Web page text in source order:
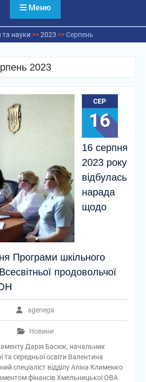
Меню
та науки >>2023 >>Серпень
2023
СЕР
16
16 серпня
2023 року
відбулась
нарада
щодо
Програми шкільного
продовольчої
agenega
Новини
Дарія Басюк, начальник
та середньої освіти Валентина
спеціаліст відділу Аліна Клименко
фінансів Хмельницької ОВА